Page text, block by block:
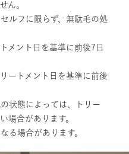
ん。
ルフに限らず、無駄毛の処
メント日を基準に前後7日
ートメント日を基準に前後
状態によっては、トリー
場合があります。
る場合があります。